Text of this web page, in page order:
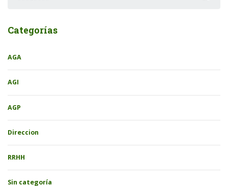
Categorías
AGA
AGI
AGP
Direccion
RRHH
Sin categoría